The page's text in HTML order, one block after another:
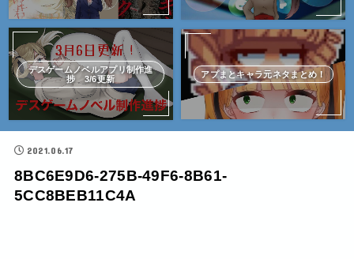
デスゲームノベルアプリ制作進
捗 3/6更新
アプまとキャラ元ネタまとめ！
2021.06.17
8BC6E9D6-275B-49F6-8B61-
5CC8BEB11C4A